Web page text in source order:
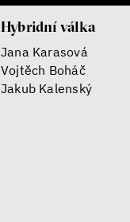
Hybridní válka
Jana Karasová
Vojtěch Boháč
Jakub Kalenský